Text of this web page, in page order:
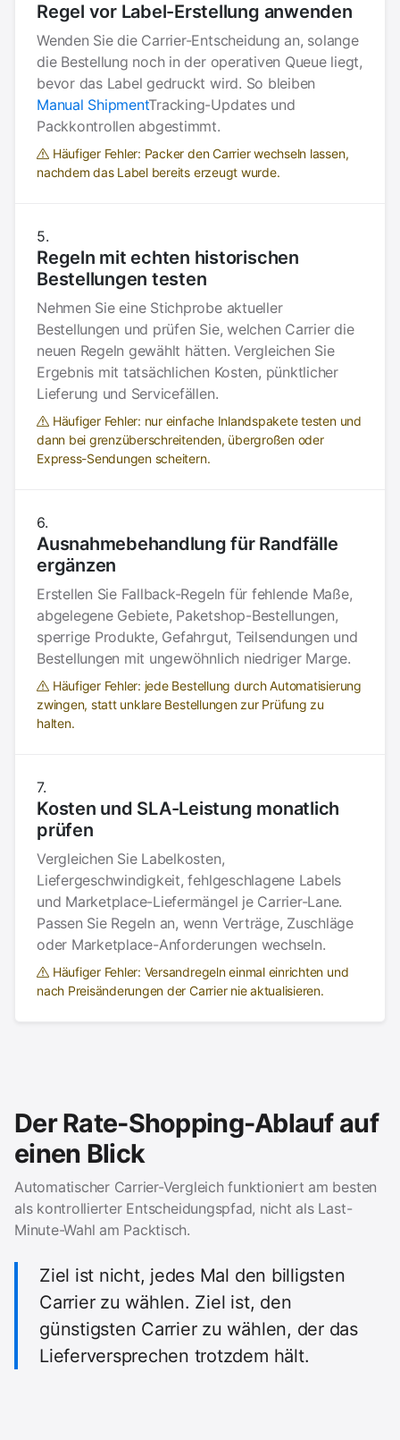
Regel vor Label-Erstellung anwenden
Wenden Sie die Carrier-Entscheidung an, solange
die Bestellung noch in der operativen Queue liegt,
bevor das Label gedruckt wird. So bleiben
Manual ShipmentTracking-Updates und
Packkontrollen abgestimmt.
Häufiger Fehler: Packer den Carrier wechseln lassen,
nachdem das Label bereits erzeugt wurde.
Regeln mit echten historischen
Bestellungen testen
Nehmen Sie eine Stichprobe aktueller
Bestellungen und prüfen Sie, welchen Carrier die
neuen Regeln gewählt hätten. Vergleichen Sie
Ergebnis mit tatsächlichen Kosten, pünktlicher
Lieferung und Servicefällen.
Häufiger Fehler: nur einfache Inlandspakete testen und
dann bei grenzüberschreitenden, übergroßen oder
Express-Sendungen scheitern.
Ausnahmebehandlung für Randfälle
ergänzen
Erstellen Sie Fallback-Regeln für fehlende Maße,
abgelegene Gebiete, Paketshop-Bestellungen,
sperrige Produkte, Gefahrgut, Teilsendungen und
Bestellungen mit ungewöhnlich niedriger Marge.
Häufiger Fehler: jede Bestellung durch Automatisierung
zwingen, statt unklare Bestellungen zur Prüfung zu
halten.
Kosten und SLA-Leistung monatlich
prüfen
Vergleichen Sie Labelkosten,
Liefergeschwindigkeit, fehlgeschlagene Labels
und Marketplace-Liefermängel je Carrier-Lane.
Passen Sie Regeln an, wenn Verträge, Zuschläge
oder Marketplace-Anforderungen wechseln.
Häufiger Fehler: Versandregeln einmal einrichten und
nach Preisänderungen der Carrier nie aktualisieren.
Der Rate-Shopping-Ablauf auf
einen Blick
Automatischer Carrier-Vergleich funktioniert am besten
als kontrollierter Entscheidungspfad, nicht als Last-
Minute-Wahl am Packtisch.
Ziel ist nicht, jedes Mal den billigsten
Carrier zu wählen. Ziel ist, den
günstigsten Carrier zu wählen, der das
Lieferversprechen trotzdem hält.